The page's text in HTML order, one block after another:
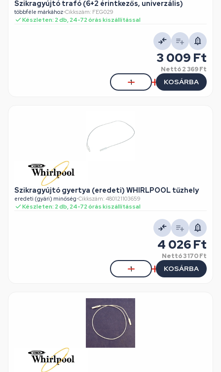
Szikragyújtó trafó (6+2 érintkezős, univerzális)
többféle márkához•Cikkszám: FEG029
Készleten: 2 db, 24-72 órás kiszállítással
3 009 Ft
Nettó2 369 Ft
KOSÁRBA
Szikragyújtó gyertya (eredeti) WHIRLPOOL tűzhely
eredeti (gyári) minőség•Cikkszám: 480121103659
Készleten: 2 db, 24-72 órás kiszállítással
4 026 Ft
Nettó3 170 Ft
KOSÁRBA